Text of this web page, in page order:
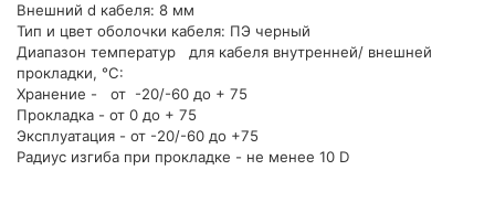
Внешний d кабеля: 8 мм
Тип и цвет оболочки кабеля: ПЭ черный
Диапазон температур для кабеля внутренней/ внешней
прокладки, °С:
Хранение - от -20/-60 до + 75
Прокладка - от 0 до + 75
Эксплуатация - от -20/-60 до +75
Радиус изгиба при прокладке - не менее 10 D